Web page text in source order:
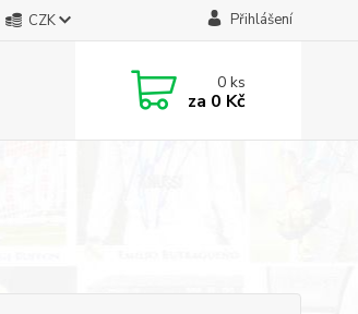
CZK Přihlášení
0ks
za 0 Kč